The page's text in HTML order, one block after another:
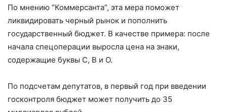
По мнению “Коммерсанта”, эта мера поможет
ликвидировать черный рынок и пополнить
государственный бюджет. В качестве примера: после
начала спецоперации выросла цена на знаки,
содержащие буквы С, В и О.
По подсчетам депутатов, в первый год при введении
госконтроля бюджет может получить до 35